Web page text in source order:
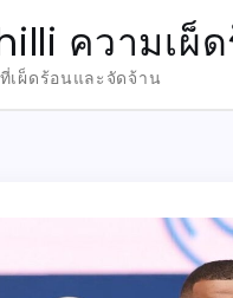
ความเผ็
ผ็ดร้อนและจัดจ้าน